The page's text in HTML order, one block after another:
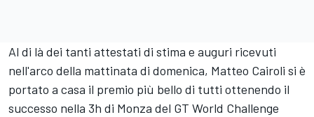
Al di là dei tanti attestati di stima e auguri ricevuti
nell'arco della mattinata di domenica, Matteo Cairoli si è
portato a casa il premio più bello di tutti ottenendo il
successo nella 3h di Monza del GT World Challenge